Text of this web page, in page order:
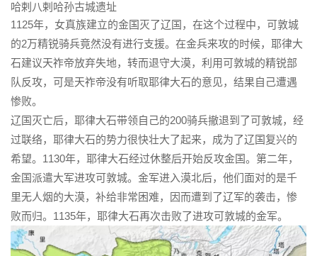
哈剌八剌哈孙古城遗址
1125年，女真族建立的金国灭了辽国，在这个过程中，可敦城
的2万精锐骑兵竟然没有进行支援。在金兵来攻的时候，耶律大
石建议天祚帝放弃失地，转而退守大漠，利用可敦城的精锐部
队反攻，可是天祚帝没有听取耶律大石的意见，结果自己遭遇
惨败。
辽国灭亡后，耶律大石带领自己的200骑兵撤退到了可敦城，经
过联络，耶律大石的势力很快壮大了起来，成为了辽国复兴的
希望。1130年，耶律大石经过休整后开始反攻金国。第二年，
金国派遣大军进攻可敦城。金军进入漠北后，他们面对的是千
里无人烟的大漠，补给非常困难，因而遭到了辽军的袭击，惨
败而归。1135年，耶律大石再次击败了进攻可敦城的金军。